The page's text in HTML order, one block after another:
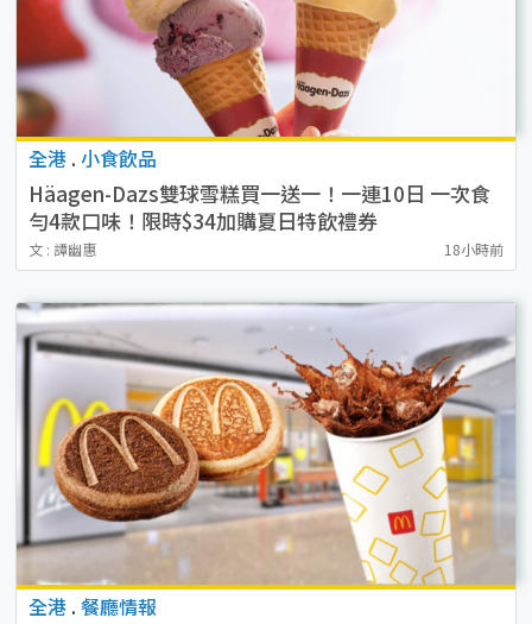
全港 . 小食飲品
Häagen-Dazs雙球雪糕買一送一！一連10日 一次食
勻4款口味！限時$34加購夏日特飲禮券
文 : 譚幽惠 18小時前
全港 . 餐廳情報